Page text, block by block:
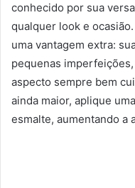
conhecido por sua
qualquer look e
uma vantagem extra:
pequenas
aspecto sempre bem
ainda maior, aplique
esmalte, aumentando a